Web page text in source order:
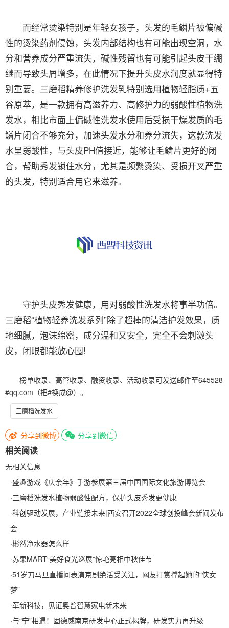
而经常烫染特别是年轻女孩子，头发的毛鳞片被偏碱
性的烫染药剂侵蚀，头发内部结构也有可能出现空洞，水
分和营养成分严重流失，碱性残留也有可能引起头皮干绷
继而导致头屑增多，在此情况下提升头皮水润度就显得特
别重要。三磨稻精养修护洗发乳特别选用植物轻脂质+五
谷原萃，是一款拥有高滋养力、高修护力的弱酸性植物洗
发水，相比市面上偏碱性洗发水使用后受损干燥发质的毛
鳞片闭合不够充分，加速头发水分和养分流失，这款洗发
水呈弱酸性，与头皮PH值接近，能够让毛鳞片更好的闭
合，帮助秀发锁住水分，尤其是频繁烫染、受损开叉严重
的头发，特别适合用它来滋养。
守护头皮秀发健康，用对弱酸性洗发水将事半功倍。
三磨稻“植物轻养洗发系列”除了超棒的清洁护发效果，质
地细腻，泡沫绵密，成分温和又安全，完全不会刺激头
皮，闭眼都能放心囤!
榜单收录、高管收录、融资收录、活动收录可发送邮件至645528
#qq.com（把#换成@）。
三磨稻洗发水
分享到微博 分享到微信
相关阅读
无相关信息
·盛趣游戏《庆余年》手游参展第三届中国国际文化旅游博览会
·三磨稻洗发水植物弱酸性配方，保护头皮秀发更健康
·科创驱动发展，产业链接未来|西安召开2022全球创投峰会新闻发布
会
·彬然净水器怎么样
·苏果MART“美好食光巡展”惊艳亮相中秋佳节
·51岁刀马旦直播间表演京剧绝活受关注，网友打赏撑起她的“侠女
梦”
·革新科技，见证奥普智慧家电新未来
·与“宁”相遇！固德威南京研发中心正式揭牌，研发实力再升级